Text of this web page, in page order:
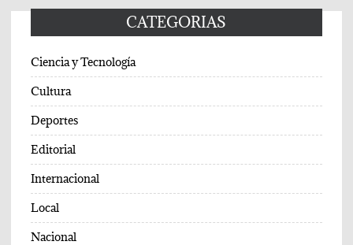
CATEGORIAS
Ciencia y Tecnología
Cultura
Deportes
Editorial
Internacional
Local
Nacional